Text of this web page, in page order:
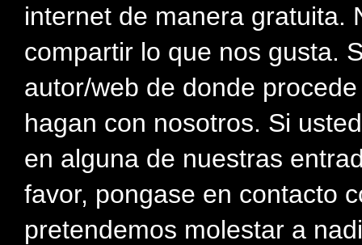
internet de manera gratuita.
compartir lo que nos gusta.
autor/web de donde
hagan con nosotros. Si
en alguna de nuestras
favor, pongase en contacto
pretendemos molestar a